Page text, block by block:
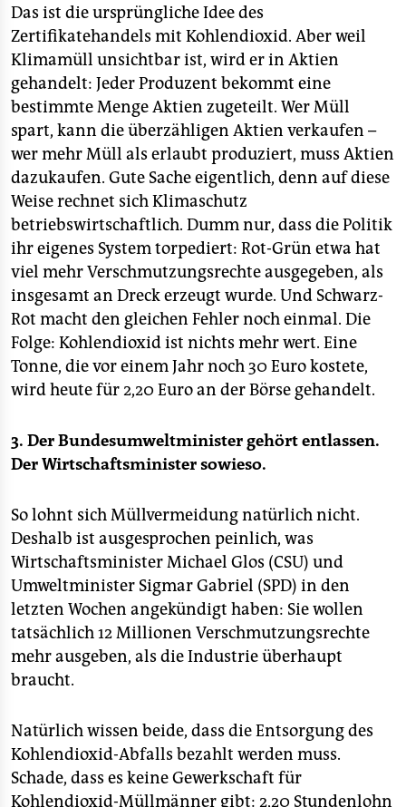
Das ist die ursprüngliche Idee des
Zertifikatehandels mit Kohlendioxid. Aber weil
Klimamüll unsichtbar ist, wird er in Aktien
gehandelt: Jeder Produzent bekommt eine
bestimmte Menge Aktien zugeteilt. Wer Müll
spart, kann die überzähligen Aktien verkaufen –
wer mehr Müll als erlaubt produziert, muss Aktien
dazukaufen. Gute Sache eigentlich, denn auf diese
Weise rechnet sich Klimaschutz
betriebswirtschaftlich. Dumm nur, dass die Politik
ihr eigenes System torpediert: Rot-Grün etwa hat
viel mehr Verschmutzungsrechte ausgegeben, als
insgesamt an Dreck erzeugt wurde. Und Schwarz-
Rot macht den gleichen Fehler noch einmal. Die
Folge: Kohlendioxid ist nichts mehr wert. Eine
Tonne, die vor einem Jahr noch 30 Euro kostete,
wird heute für 2,20 Euro an der Börse gehandelt.
3. Der Bundesumweltminister gehört entlassen.
Der Wirtschaftsminister sowieso.
So lohnt sich Müllvermeidung natürlich nicht.
Deshalb ist ausgesprochen peinlich, was
Wirtschaftsminister Michael Glos (CSU) und
Umweltminister Sigmar Gabriel (SPD) in den
letzten Wochen angekündigt haben: Sie wollen
tatsächlich 12 Millionen Verschmutzungsrechte
mehr ausgeben, als die Industrie überhaupt
braucht.
Natürlich wissen beide, dass die Entsorgung des
Kohlendioxid-Abfalls bezahlt werden muss.
Schade, dass es keine Gewerkschaft für
Kohlendioxid-Müllmänner gibt: 2,20 Stundenlohn